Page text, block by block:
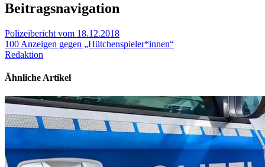
Beitragsnavigation
Polizeibericht vom 18.12.2018
100 Anzeigen gegen „Hütchenspieler*innen“
Redaktion
Ähnliche Artikel